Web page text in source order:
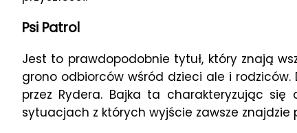
Psi Patrol
Jest to prawdopodobnie tytuł, który znają
grono odbiorców wśród dzieci ale i
przez Rydera. Bajka ta charakteryzując
sytuacjach z których wyjście zawsze